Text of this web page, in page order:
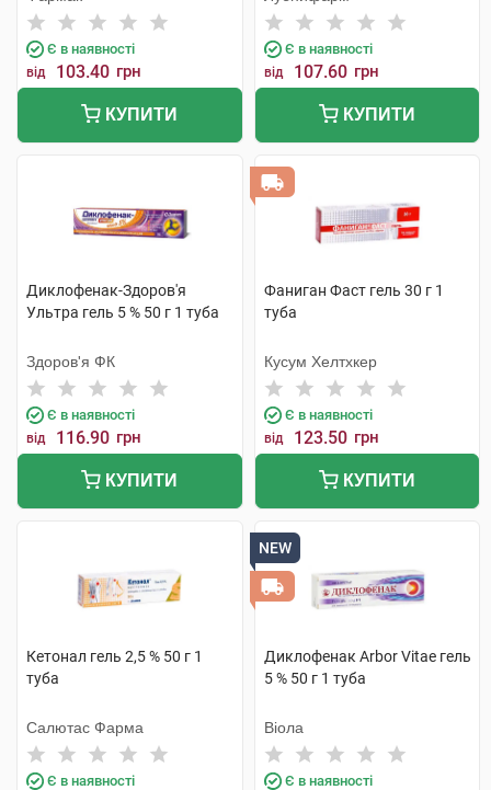
Є в наявності
від 103.40 грн
КУПИТИ
Є в наявності
від 107.60 грн
КУПИТИ
Диклофенак-Здоров'я
Ультра гель 5 % 50 г 1 туба
Здоров'я ФК
Є в наявності
від 116.90 грн
КУПИТИ
Фаниган Фаст гель 30 г 1
туба
Кусум Хелтхкер
Є в наявності
від 123.50 грн
КУПИТИ
Кетонал гель 2,5 % 50 г 1
туба
Салютас Фарма
Є в наявності
NEW
Диклофенак Arbor Vitae гель
5 % 50 г 1 туба
Віола
Є в наявності